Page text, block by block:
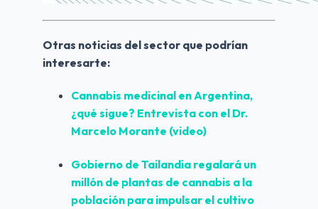
Otras noticias del sector que podrían
interesarte:
Cannabis medicinal en Argentina,
¿qué sigue? Entrevista con el Dr.
Marcelo Morante (video)
Gobierno de Tailandia regalará un
millón de plantas de cannabis a la
población para impulsar el cultivo